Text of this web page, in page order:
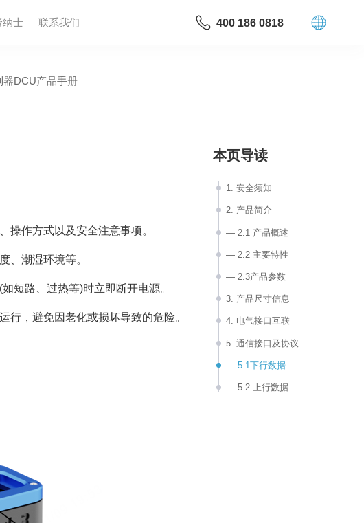
纳⼠ 联系我们 400 186 0818
器DCU产品手册
操作方式以及安全注意事项。
、潮湿环境等。
短路、过热等)时立即断开电源。
行，避免因老化或损坏导致的危险。
本页导读
1. 安全须知
2. 产品简介
— 2.1 产品概述
— 2.2 主要特性
— 2.3产品参数
3. 产品尺寸信息
4. 电气接口互联
5. 通信接口及协议
— 5.1下行数据
— 5.2 上行数据